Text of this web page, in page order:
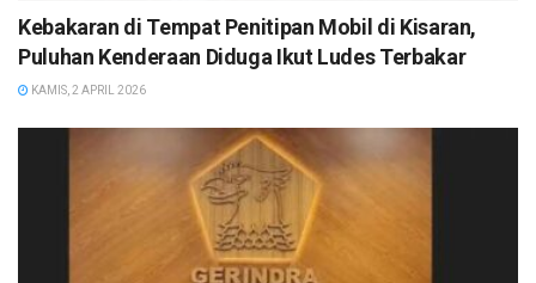
Kebakaran di Tempat Penitipan Mobil di Kisaran,
Puluhan Kenderaan Diduga Ikut Ludes Terbakar
KAMIS, 2 APRIL 2026